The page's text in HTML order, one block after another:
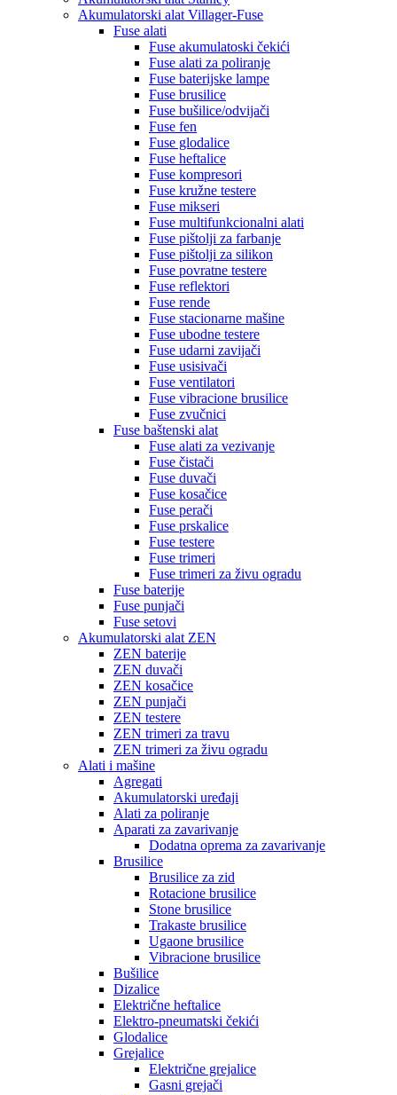
Akumulatorski alat Villager-Fuse
Fuse alati
Fuse akumulatoski čekići
Fuse alati za poliranje
Fuse baterijske lampe
Fuse brusilice
Fuse bušilice/odvijači
Fuse fen
Fuse glodalice
Fuse heftalice
Fuse kompresori
Fuse kružne testere
Fuse mikseri
Fuse multifunkcionalni alati
Fuse pištolji za farbanje
Fuse pištolji za silikon
Fuse povratne testere
Fuse reflektori
Fuse rende
Fuse stacionarne mašine
Fuse ubodne testere
Fuse udarni zavijači
Fuse usisivači
Fuse ventilatori
Fuse vibracione brusilice
Fuse zvučnici
Fuse baštenski alat
Fuse alati za vezivanje
Fuse čistači
Fuse duvači
Fuse kosačice
Fuse perači
Fuse prskalice
Fuse testere
Fuse trimeri
Fuse trimeri za živu ogradu
Fuse baterije
Fuse punjači
Fuse setovi
Akumulatorski alat ZEN
ZEN baterije
ZEN duvači
ZEN kosačice
ZEN punjači
ZEN testere
ZEN trimeri za travu
ZEN trimeri za živu ogradu
Alati i mašine
Agregati
Akumulatorski uređaji
Alati za poliranje
Aparati za zavarivanje
Dodatna oprema za zavarivanje
Brusilice
Brusilice za zid
Rotacione brusilice
Stone brusilice
Trakaste brusilice
Ugaone brusilice
Vibracione brusilice
Bušilice
Dizalice
Električne heftalice
Elektro-pneumatski čekići
Glodalice
Grejalice
Električne grejalice
Gasni grejači